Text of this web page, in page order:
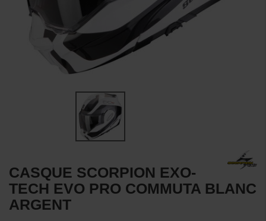
CASQUE SCORPION EXO-
TECH EVO PRO COMMUTA BLANC
ARGENT